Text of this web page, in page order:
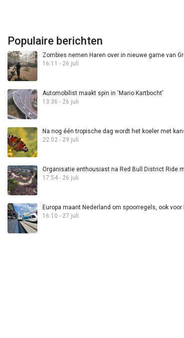
Populaire berichten
Zombies nemen Haren over in nieuwe game van
16:11 - 26 juli
Automobilist maakt spin in ‘Mario Kartbocht’
13:36 - 26 juli
Na nog één tropische dag wordt het koeler met
22:02 - 29 juli
Organisatie enthousiast na Red Bull District Ride
17:54 - 26 juli
Europa maant Nederland om spoorregels, ook
16:10 - 27 juli